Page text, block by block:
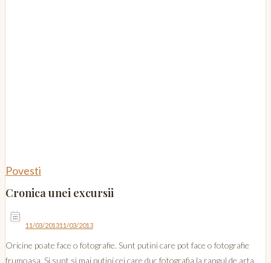
Povesti
Cronica unei excursii
11/03/201311/03/2013
Oricine poate face o fotografie. Sunt putini care pot face o fotografie
frumoasa. Si sunt si mai putini cei care duc fotografia la rangul de arta.